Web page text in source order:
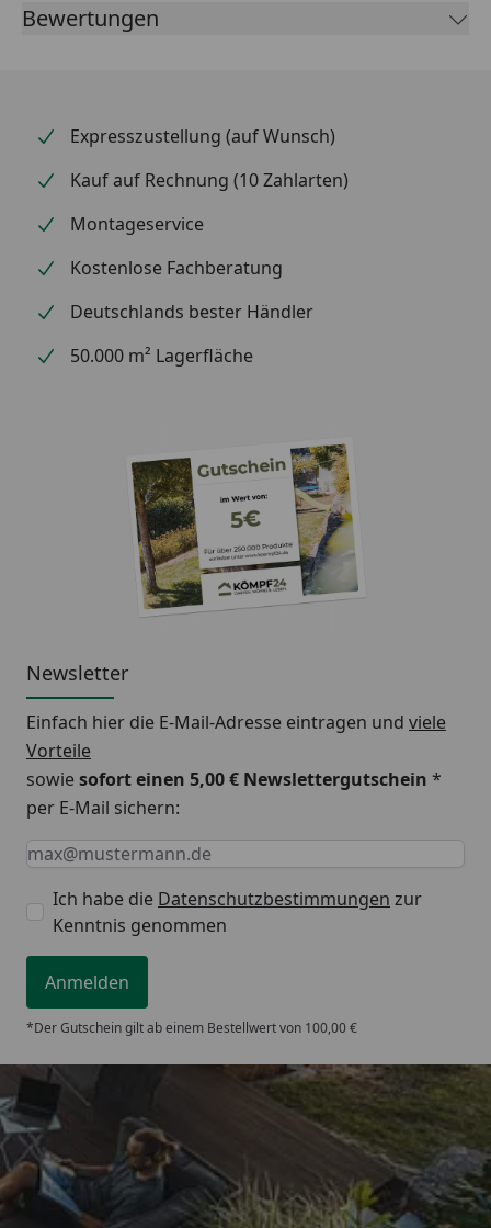
Bewertungen
Expresszustellung (auf Wunsch)
Kauf auf Rechnung (10 Zahlarten)
Montageservice
Kostenlose Fachberatung
Deutschlands bester Händler
50.000 m² Lagerfläche
Newsletter
Einfach hier die E-Mail-Adresse eintragen und viele
Vorteile
sowiesofort einen 5,00 € Newslettergutschein *
per E-Mail sichern:
Keine Eingabe erforderlich
Eingabe erforderlich
E-Mail *
Ich habe die Datenschutzbestimmungen zur
Kenntnis genommen
Anmelden
*Der Gutschein gilt ab einem Bestellwert von 100,00 €
Trusted Shops
5,00/ 5